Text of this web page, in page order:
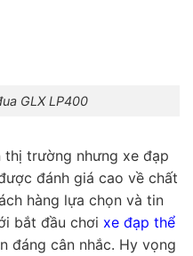
GLX LP400
thị trường nhưng xe đạp
đánh giá cao về chất
hàng lựa chọn và tin
bắt đầu chơi xe đạp thể
đáng cân nhắc. Hy vọng